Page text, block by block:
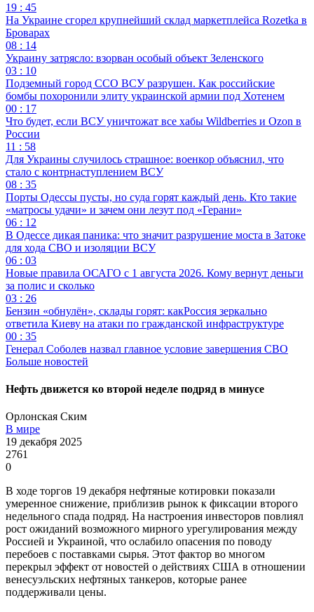
19 : 45
На Украине сгорел крупнейший склад маркетплейса Rozetka в
Броварах
08 : 14
Украину затрясло: взорван особый объект Зеленского
03 : 10
Подземный город ССО ВСУ разрушен. Как российские
бомбы похоронили элиту украинской армии под Хотенем
00 : 17
Что будет, если ВСУ уничтожат все хабы Wildberries и Ozon в
России
11 : 58
Для Украины случилось страшное: военкор объяснил, что
стало с контрнаступлением ВСУ
08 : 35
Порты Одессы пусты, но суда горят каждый день. Кто такие
«матросы удачи» и зачем они лезут под «Герани»
06 : 12
В Одессе дикая паника: что значит разрушение моста в Затоке
для хода СВО и изоляции ВСУ
06 : 03
Новые правила ОСАГО с 1 августа 2026. Кому вернут деньги
за полис и сколько
03 : 26
Бензин «обнулён», склады горят: какРоссия зеркально
ответила Киеву на атаки по гражданской инфраструктуре
00 : 35
Генерал Соболев назвал главное условие завершения СВО
Больше новостей
Нефть движется ко второй неделе подряд в минусе
Орлонская Ским
В мире
19 декабря 2025
2761
0
В ходе торгов 19 декабря нефтяные котировки показали
умеренное снижение, приблизив рынок к фиксации второго
недельного спада подряд. На настроения инвесторов повлиял
рост ожиданий возможного мирного урегулирования между
Россией и Украиной, что ослабило опасения по поводу
перебоев с поставками сырья. Этот фактор во многом
перекрыл эффект от новостей о действиях США в отношении
венесуэльских нефтяных танкеров, которые ранее
поддерживали цены.